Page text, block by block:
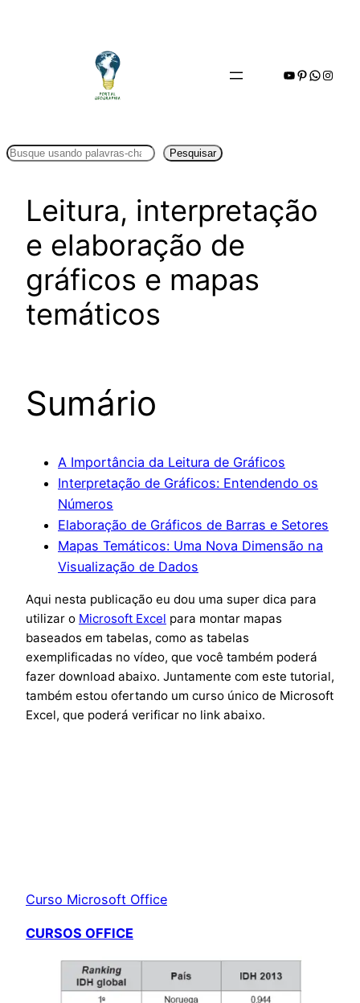
Youtube
Pinterest
Pesquisar Pesquisar
Leitura, interpretação
e elaboração de
gráficos e mapas
temáticos
Sumário
A Importância da Leitura de Gráficos
Interpretação de Gráficos: Entendendo os
Números
Elaboração de Gráficos de Barras e Setores
Mapas Temáticos: Uma Nova Dimensão na
Visualização de Dados
Aqui nesta publicação eu dou uma super dica para
utilizar o Microsoft Excel para montar mapas
baseados em tabelas, como as tabelas
exemplificadas no vídeo, que você também poderá
fazer download abaixo. Juntamente com este tutorial,
também estou ofertando um curso único de Microsoft
Excel, que poderá verificar no link abaixo.
Curso Microsoft Office
CURSOS OFFICE